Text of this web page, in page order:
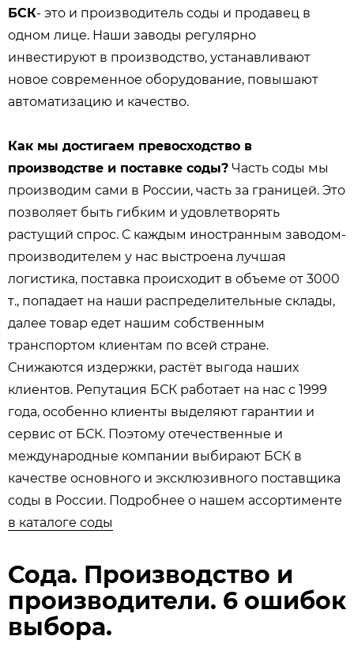
БСК- это и производитель соды и продавец в
одном лице. Наши заводы регулярно
инвестируют в производство, устанавливают
новое современное оборудование, повышают
автоматизацию и качество.
Как мы достигаем превосходство в
производстве и поставке соды? Часть соды мы
производим сами в России, часть за границей. Это
позволяет быть гибким и удовлетворять
растущий спрос. С каждым иностранным заводом-
производителем у нас выстроена лучшая
логистика, поставка происходит в объеме от 3000
т., попадает на наши распределительные склады,
далее товар едет нашим собственным
транспортом клиентам по всей стране.
Снижаются издержки, растёт выгода наших
клиентов. Репутация БСК работает на нас с 1999
года, особенно клиенты выделяют гарантии и
сервис от БСК. Поэтому отечественные и
международные компании выбирают БСК в
качестве основного и эксклюзивного поставщика
соды в России. Подробнее о нашем ассортименте
в каталоге соды
Сода. Производство и
производители. 6 ошибок
выбора.